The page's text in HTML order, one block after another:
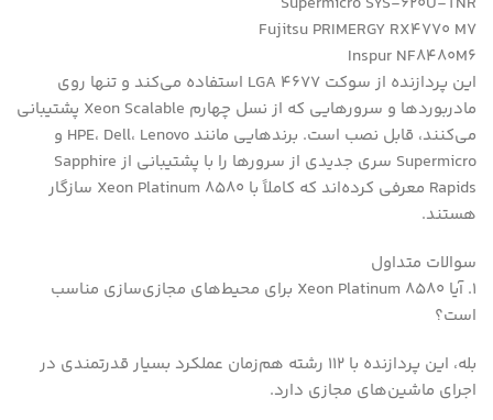
Fujitsu PRIMERGY RX4770 M7
Inspur NF8480M6
این پردازنده از سوکت LGA 4677 استفاده می‌کند و تنها روی
مادربوردها و سرورهایی که از نسل چهارم Xeon Scalable پشتیبانی
می‌کنند، قابل نصب است. برندهایی مانند HPE، Dell، Lenovo و
Supermicro سری جدیدی از سرورها را با پشتیبانی از Sapphire
Rapids معرفی کرده‌اند که کاملاً با Xeon Platinum 8580 سازگار
هستند.
سوالات متداول
1. آیا Xeon Platinum 8580 برای محیط‌های مجازی‌سازی مناسب
است؟
بله، این پردازنده با 112 رشته هم‌زمان عملکرد بسیار قدرتمندی در
اجرای ماشین‌های مجازی دارد.